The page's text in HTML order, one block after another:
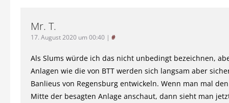
Mr. T.
17. August 2020 um 00:40 | #
Als Slums würde ich das nicht unbedingt bezeichnen,
Anlagen wie die von BTT werden sich langsam aber
Banlieus von Regensburg entwickeln. Wenn man mal
Mitte der besagten Anlage anschaut, dann sieht man